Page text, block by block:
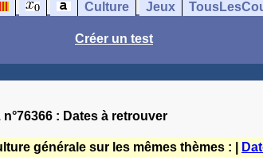
Culture Jeux
Créer un test
n°76366 : Dates à retrouver
générale sur les mêmes thèmes : |